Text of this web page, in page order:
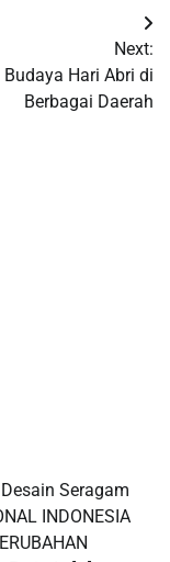
Next:
Hari Abri di
Berbagai Daerah
Seragam
INDONESIA